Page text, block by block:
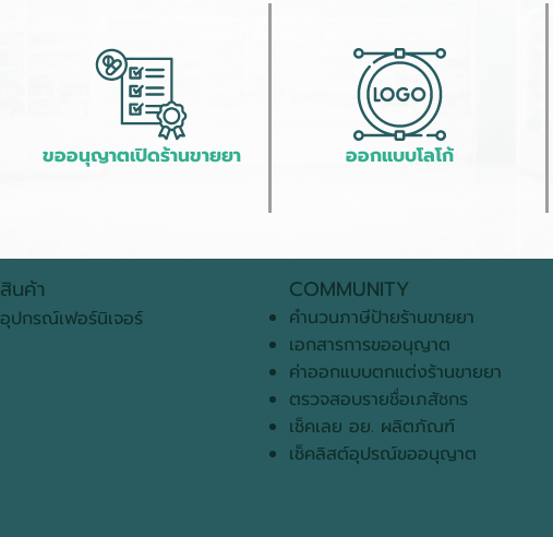
ขออนุญาตเปิดร้านขายยา ออกแบบโลโก้
สินค้า
อุปกรณ์เฟอร์นิเจอร์
COMMUNITY
คำนวนภาษีป้ายร้านขายยา
เอกสารการขออนุญาต
ค่าออกแบบตกแต่งร้านขายยา
ตรวจสอบรายชื่อเภสัชกร
เช็คเลย อย. ผลิตภัณฑ์
เช็คลิสต์อุปรณ์ขออนุญาต